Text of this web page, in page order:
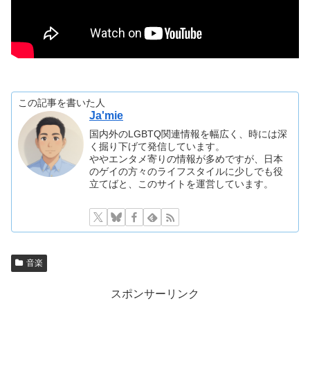
この記事を書いた人
Ja'mie
国内外のLGBTQ関連情報を幅広く、時には深
く掘り下げて発信しています。
ややエンタメ寄りの情報が多めですが、日本
のゲイの方々のライフスタイルに少しでも役
立てばと、このサイトを運営しています。
音楽
スポンサーリンク